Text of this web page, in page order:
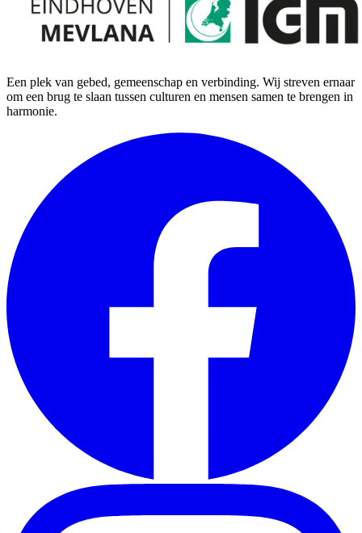
Een plek van gebed, gemeenschap en verbinding. Wij streven ernaar
om een brug te slaan tussen culturen en mensen samen te brengen in
harmonie.